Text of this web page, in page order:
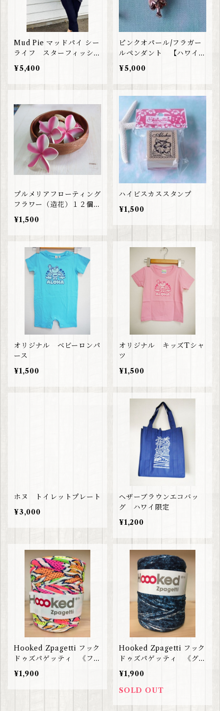
Mud Pie マッドパイ シー
ライフ スターフィッシュ
トートバッグ
¥5,400
ピンクオパール/フラガー
ルペンダント 【ハワイア
ンジュエリー】
¥5,000
プルメリアフローティング
フラワー（造花）１２個セ
ット
¥1,500
ハイビスカススタンプ
¥1,500
オリジナル ベビーロンパ
ース
¥1,500
オリジナル キッズTシャ
ツ
¥1,500
ホヌ トイレットプレート
¥3,000
ヘザーブラウンエコバッ
グ ハワイ限定
¥1,200
Hooked Zpagetti フック
ドゥズパゲッティ 《フル
ーツ柄》海外直輸入！主婦
の間で大人気
¥1,900
Hooked Zpagetti フック
ドゥズパゲッティ 《グラ
フィティーストーム》海外
直輸入！主婦の間で大人気
¥1,900
SOLD OUT